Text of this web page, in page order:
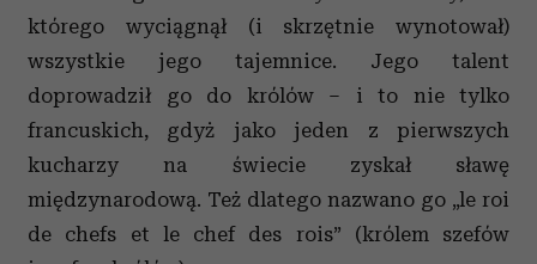
którego wyciągnął (i skrzętnie wynotował)
wszystkie jego tajemnice. Jego talent
doprowadził go do królów – i to nie tylko
francuskich, gdyż jako jeden z pierwszych
kucharzy na świecie zyskał sławę
międzynarodową. Też dlatego nazwano go „le roi
de chefs et le chef des rois” (królem szefów